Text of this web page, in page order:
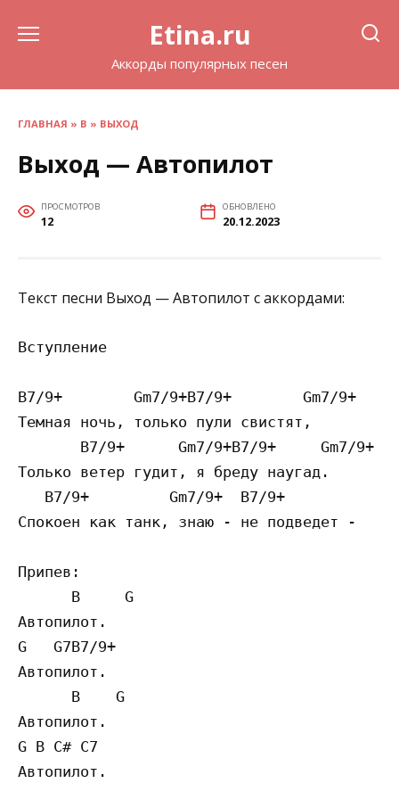
Etina.ru
Аккорды популярных песен
ГЛАВНАЯ » В » ВЫХОД
Выход — Автопилот
ПРОСМОТРОВ
12
ОБНОВЛЕНО
20.12.2023
Текст песни Выход — Автопилот с аккордами:
Вступление
B7/9+        Gm7/9+B7/9+        Gm7/9+
Темная ночь, только пули свистят,
       B7/9+      Gm7/9+B7/9+     Gm7/9+
Только ветер гудит, я бреду наугад.
   B7/9+         Gm7/9+  B7/9+
Спокоен как танк, знаю - не подведет -
Припев:
      B     G
Автопилот.
G   G7B7/9+
Автопилот.
      B    G
Автопилот.
G B C# C7
Автопилот.